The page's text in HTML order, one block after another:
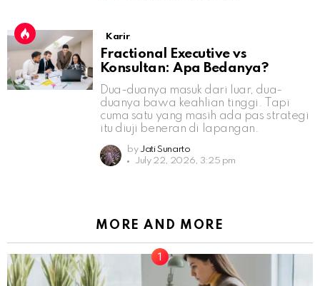
Karir
Fractional Executive vs
Konsultan: Apa Bedanya?
Dua-duanya masuk dari luar, dua-
duanya bawa keahlian tinggi. Tapi
cuma satu yang masih ada pas strategi
itu diuji beneran di lapangan.
by Jati Sunarto
July 22, 2026, 3:25 pm
MORE AND MORE